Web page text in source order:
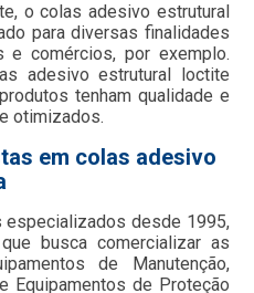
o colas adesivo estrutural
para diversas finalidades
comércios, por exemplo.
adesivo estrutural loctite
tenham qualidade e
otimizados.
em colas adesivo
especializados desde 1995,
busca comercializar as
de Manutenção,
Equipamentos de Proteção